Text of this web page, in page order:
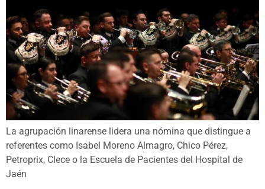
La agrupación linarense lidera una nómina que distingue a
referentes como Isabel Moreno Almagro, Chico Pérez,
Petroprix, Clece o la Escuela de Pacientes del Hospital de
Jaén